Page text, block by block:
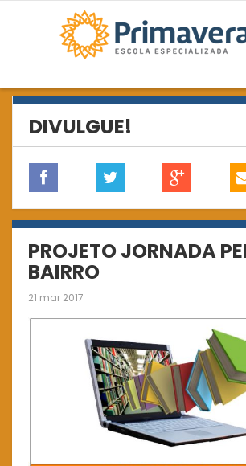
DIVULGUE!
PROJETO JORNADA
BAIRRO
21 mar 2017